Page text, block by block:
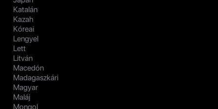
Katalán
Kazah
Kóreai
Lengyel
Lett
Litván
Macedón
Madagaszkári
Magyar
Maláj
Mongol